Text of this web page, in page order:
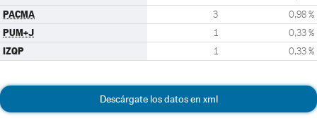
PACMA 3 0,98 %
PUM+J 1 0,33 %
IZQP 1 0,33 %
Descárgate los datos en xml